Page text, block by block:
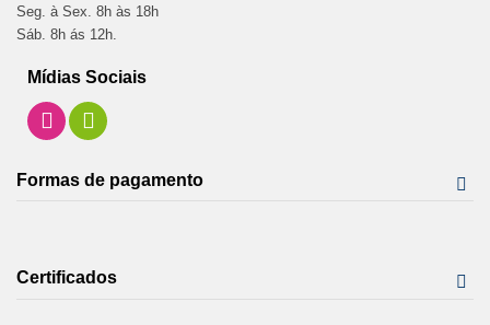
Seg. à Sex. 8h às 18h
Sáb. 8h ás 12h.
Mídias Sociais
Formas de pagamento
Certificados